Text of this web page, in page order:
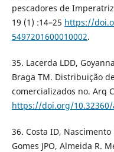
pescadores de
19 (1) :14–25 https://
5497201600010002.
35. Lacerda LDD,
Braga TM. Distribuição
comercializados no. Arq
https://doi.org/10.32360/
36. Costa ID, Nascimento
Gomes JPO, Almeida R.